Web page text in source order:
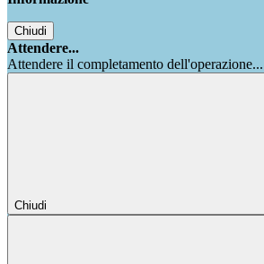
Chiudi
Attendere...
Attendere il completamento dell'operazione...
Chiudi